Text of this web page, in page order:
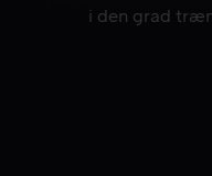
i den grad